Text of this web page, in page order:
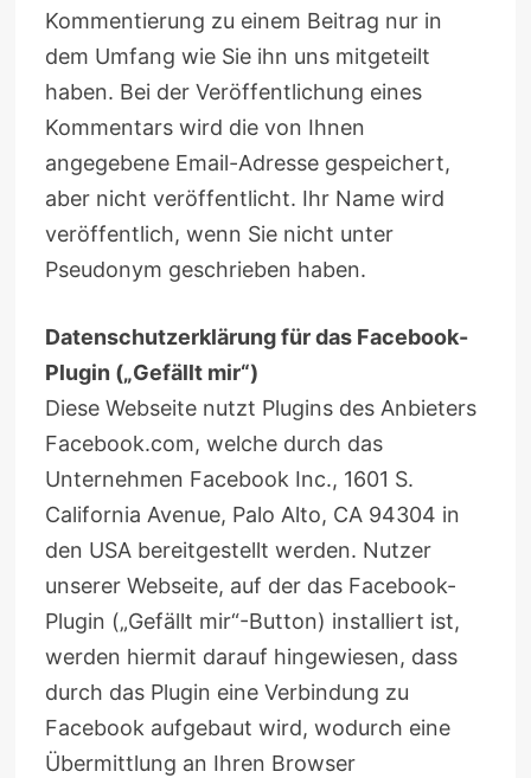
Kommentierung zu einem Beitrag nur in
dem Umfang wie Sie ihn uns mitgeteilt
haben. Bei der Veröffentlichung eines
Kommentars wird die von Ihnen
angegebene Email-Adresse gespeichert,
aber nicht veröffentlicht. Ihr Name wird
veröffentlich, wenn Sie nicht unter
Pseudonym geschrieben haben.
Datenschutzerklärung für das Facebook-
Plugin („Gefällt mir“)
Diese Webseite nutzt Plugins des Anbieters
Facebook.com, welche durch das
Unternehmen Facebook Inc., 1601 S.
California Avenue, Palo Alto, CA 94304 in
den USA bereitgestellt werden. Nutzer
unserer Webseite, auf der das Facebook-
Plugin („Gefällt mir“-Button) installiert ist,
werden hiermit darauf hingewiesen, dass
durch das Plugin eine Verbindung zu
Facebook aufgebaut wird, wodurch eine
Übermittlung an Ihren Browser